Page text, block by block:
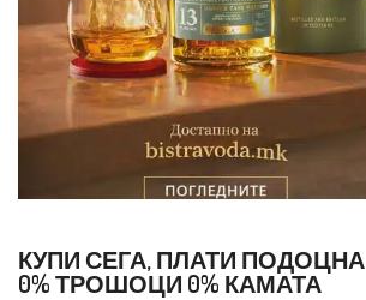
КУПИ СЕГА, ПЛАТИ ПОДОЦНА
0% ТРОШОЦИ 0% КАМАТА